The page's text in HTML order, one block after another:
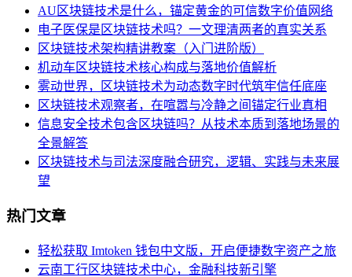
AU区块链技术是什么，锚定黄金的可信数字价值网络
电子医保是区块链技术吗？一文理清两者的真实关系
区块链技术架构精讲教案（入门进阶版）
机动车区块链技术核心构成与落地价值解析
雾动世界，区块链技术为动态数字时代筑牢信任底座
区块链技术观察者，在喧嚣与冷静之间锚定行业真相
信息安全技术包含区块链吗？从技术本质到落地场景的
全景解答
区块链技术与司法深度融合研究，逻辑、实践与未来展
望
热门文章
轻松获取 Imtoken 钱包中文版，开启便捷数字资产之旅
云南工行区块链技术中心，金融科技新引擎